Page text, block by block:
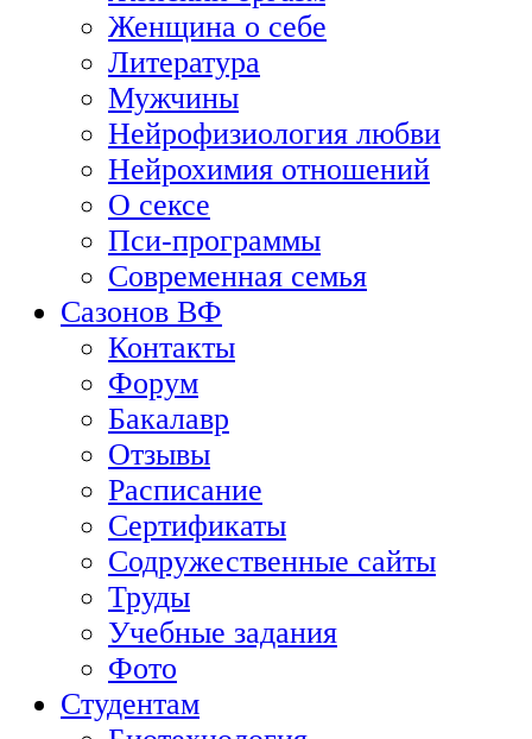
Женщина о себе
Литература
Мужчины
Нейрофизиология любви
Нейрохимия отношений
О сексе
Пси-программы
Современная семья
Сазонов ВФ
Контакты
Форум
Бакалавр
Отзывы
Расписание
Сертификаты
Содружественные сайты
Труды
Учебные задания
Фото
Студентам